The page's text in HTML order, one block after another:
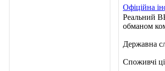
Офіційна
Реальний
обманом
Державна
Споживчі